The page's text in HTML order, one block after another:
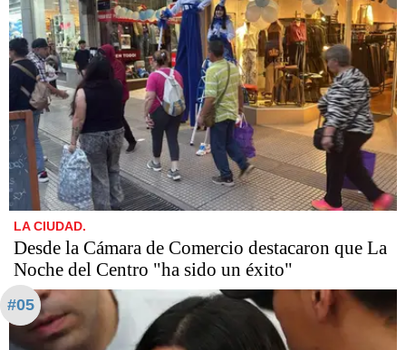
LA CIUDAD.
Desde la Cámara de Comercio destacaron que La
Noche del Centro "ha sido un éxito"
#05